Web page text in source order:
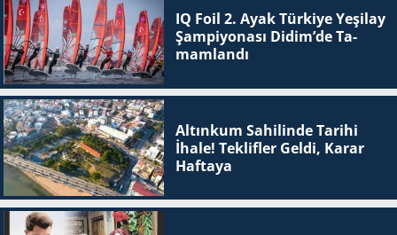
IQ Foil 2. Ayak Tür­ki­ye Ye­şi­lay
Şam­pi­yo­na­sı Didim’de Ta­
mam­lan­dı
Altınkum Sahilinde Tarihi
İhale! Teklifler Geldi, Karar
Haftaya